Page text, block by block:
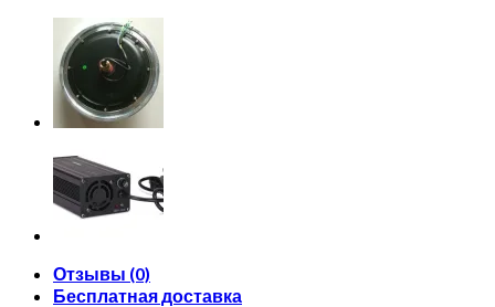
Отзывы (0)
Бесплатная доставка